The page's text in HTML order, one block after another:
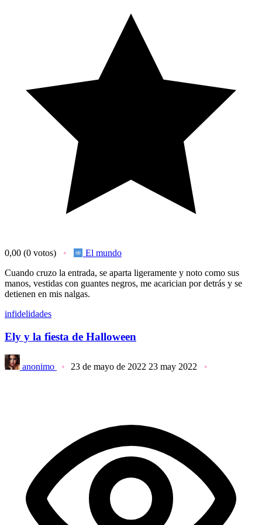
0,00 (0 votos)
El mundo
Cuando cruzo la entrada, se aparta ligeramente y noto como sus
manos, vestidas con guantes negros, me acarician por detrás y se
detienen en mis nalgas.
infidelidades
Ely y la fiesta de Halloween
anonimo 23 de mayo de 2022 23 may 2022